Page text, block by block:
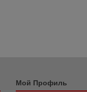
Мой Профиль